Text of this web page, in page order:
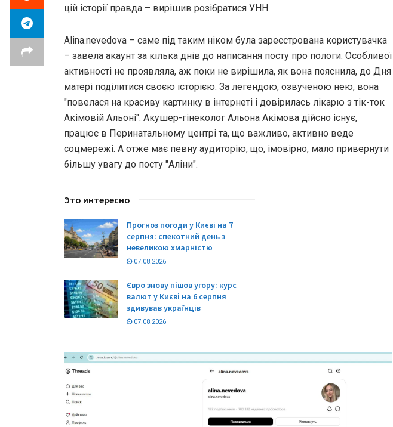
цій історії правда – вирішив розібратися УНН.
Alina.nevedova – саме під таким ніком була зареєстрована користувачка
– завела акаунт за кілька днів до написання посту про пологи. Особливої
активності не проявляла, аж поки не вирішила, як вона пояснила, до Дня
матері поділитися своєю історією. За легендою, озвученою нею, вона
"повелася на красиву картинку в інтернеті і довірилась лікарю з тік-ток
Акімовій Альоні". Акушер-гінеколог Альона Акімова дійсно існує,
працює в Перинатальному центрі та, що важливо, активно веде
соцмережі. А отже має певну аудиторію, що, імовірно, мало привернути
більшу увагу до посту "Аліни".
Это интересно
Прогноз погоди у Києві на 7
серпня: спекотний день з
невеликою хмарністю
07.08.2026
Євро знову пішов угору: курс
валют у Києві на 6 серпня
здивував українців
07.08.2026